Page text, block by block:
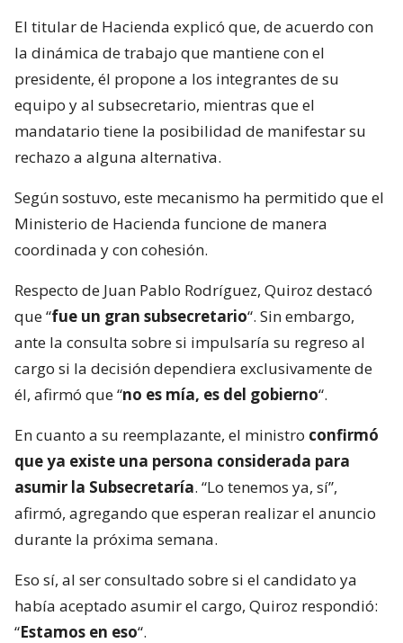
El titular de Hacienda explicó que, de acuerdo con
la dinámica de trabajo que mantiene con el
presidente, él propone a los integrantes de su
equipo y al subsecretario, mientras que el
mandatario tiene la posibilidad de manifestar su
rechazo a alguna alternativa.
Según sostuvo, este mecanismo ha permitido que el
Ministerio de Hacienda funcione de manera
coordinada y con cohesión.
Respecto de Juan Pablo Rodríguez, Quiroz destacó
que “fue un gran subsecretario“. Sin embargo,
ante la consulta sobre si impulsaría su regreso al
cargo si la decisión dependiera exclusivamente de
él, afirmó que “no es mía, es del gobierno“.
En cuanto a su reemplazante, el ministro confirmó
que ya existe una persona considerada para
asumir la Subsecretaría. “Lo tenemos ya, sí”,
afirmó, agregando que esperan realizar el anuncio
durante la próxima semana.
Eso sí, al ser consultado sobre si el candidato ya
había aceptado asumir el cargo, Quiroz respondió:
“Estamos en eso“.